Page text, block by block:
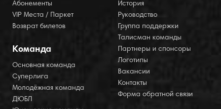
Абонементы
VIP Места / Паркет
Возврат билетов
Команда
Основная команда
Суперлига
Молодёжная команда
ДЮБЛ
История
Руководство
Группа поддержки
Талисман команды
Партнеры и спонсоры
Логотипы
Вакансии
Контакты
Форма обратной связи